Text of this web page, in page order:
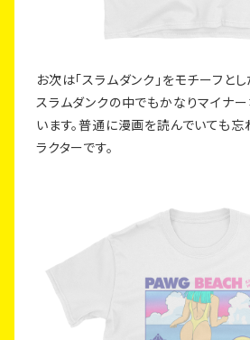
お次は「スラムダンク」をモチーフとし
スラムダンクの中でもかなりマイナー
います。普通に漫画を読んでいても忘
ラクターです。